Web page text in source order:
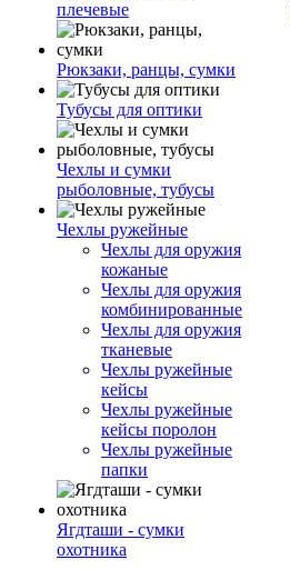
плечевые
Рюкзаки, ранцы, сумки
Тубусы для оптики
Чехлы и сумки
рыболовные, тубусы
Чехлы ружейные
Чехлы для оружия
кожаные
Чехлы для оружия
комбинированные
Чехлы для оружия
тканевые
Чехлы ружейные
кейсы
Чехлы ружейные
кейсы поролон
Чехлы ружейные
папки
Ягдташи - сумки
охотника